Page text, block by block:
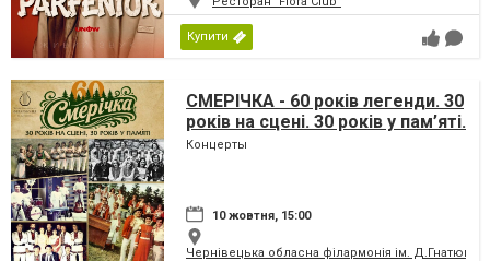
Купити
СМЕРІЧКА - 60 років легенди. 30
років на сцені. 30 років у пам’яті.
Концерты
10 жовтня, 15:00
Чернівецька обласна філармонія ім. Д.Гнатюка